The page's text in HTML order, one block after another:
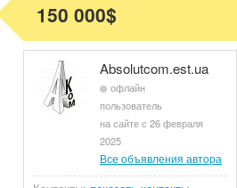
150 000$
Absolutcom.est.ua
офлайн
пользователь
на сайте с 26 февраля
2025
Все объявления автора